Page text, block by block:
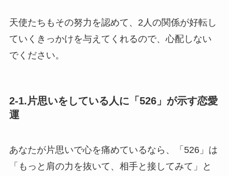
天使たちもその努力を認めて、2人の関係が好転し
ていくきっかけを与えてくれるので、心配しない
でください。
2-1.片思いをしている人に「526」が示す恋愛
運
あなたが片思いで心を痛めているなら、「526」は
「もっと肩の力を抜いて、相手と接してみて」と